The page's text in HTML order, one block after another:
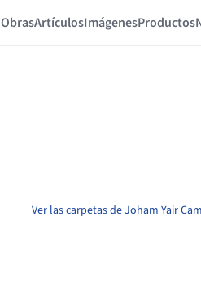
ObrasArtículosImágenesProductos
Ver las carpetas de Joham Yair